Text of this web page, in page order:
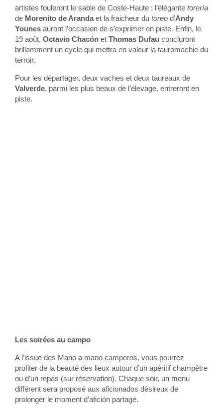
artistes fouleront le sable de Coste-Haute : l’élégante torería
de Morenito de Arandaet la fraicheur du toreo d’Andy
Younes auront l’occasion de s’exprimer en piste. Enfin, le
19 août, Octavio Chacón et Thomas Dufau concluront
brillamment un cycle qui mettra en valeur la tauromachie du
terroir.
Pour les départager, deux vaches et deux taureaux de
Valverde, parmi les plus beaux de l’élevage, entreront en
piste.
Les soirées au campo
A l’issue des Mano a mano camperos, vous pourrez
profiter de la beauté des lieux autour d’un apéritif champêtre
ou d’un repas (sur réservation). Chaque soir, un menu
différent sera proposé aux aficionados désireux de
prolonger le moment d’afición partagé.